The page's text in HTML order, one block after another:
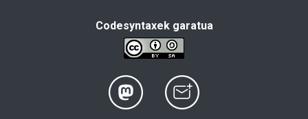
Codesyntaxek garatua